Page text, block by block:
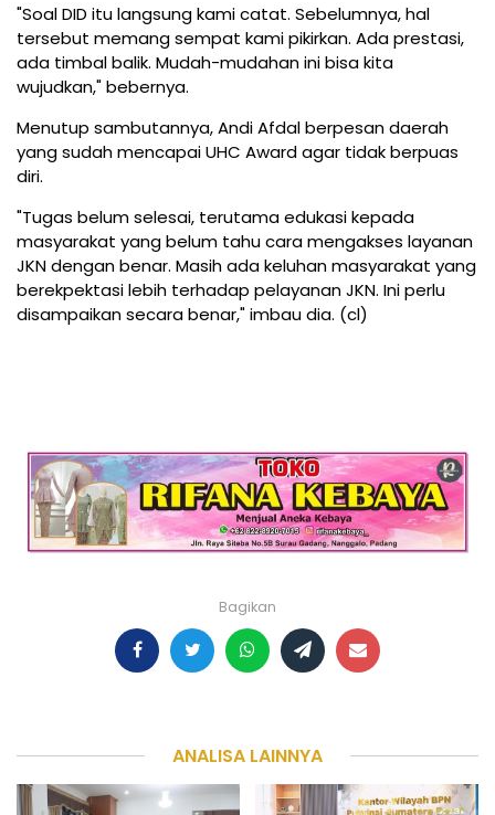
"Soal DID itu langsung kami catat. Sebelumnya, hal
tersebut memang sempat kami pikirkan. Ada prestasi,
ada timbal balik. Mudah-mudahan ini bisa kita
wujudkan," bebernya.
Menutup sambutannya, Andi Afdal berpesan daerah
yang sudah mencapai UHC Award agar tidak berpuas
diri.
"Tugas belum selesai, terutama edukasi kepada
masyarakat yang belum tahu cara mengakses layanan
JKN dengan benar. Masih ada keluhan masyarakat yang
berekpektasi lebih terhadap pelayanan JKN. Ini perlu
disampaikan secara benar," imbau dia. (cl)
Bagikan
ANALISA LAINNYA